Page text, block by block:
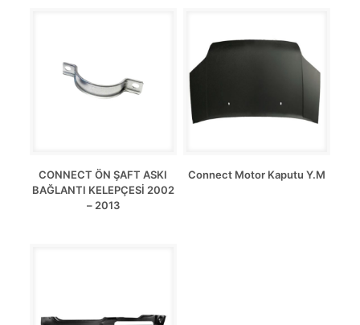
CONNECT ÖN ŞAFT ASKI
BAĞLANTI KELEPÇESİ 2002
– 2013
Connect Motor Kaputu Y.M